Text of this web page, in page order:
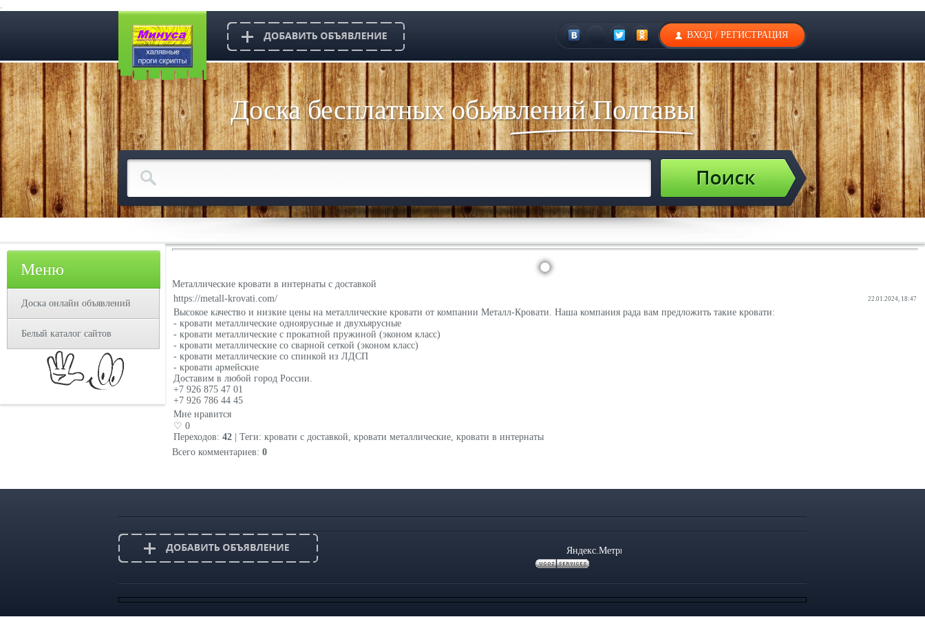
.
ВХОД / РЕГИСТРАЦИЯ
Доска бесплатных обьявлений Полтавы
Меню
Доска онлайн объявлений
Белый каталог сайтов
Металлические кровати в интернаты с доставкой
https://metall-krovati.com/
22.01.2024, 18:47
Высокое качество и низкие цены на металлические кровати от компании Металл-Кровати. Наша компания рада вам предложить такие кровати:
- кровати металлические одноярусные и двухъярусные
- кровати металлические с прокатной пружиной (эконом класс)
- кровати металлические со сварной сеткой (эконом класс)
- кровати металлические со спинкой из ЛДСП
- кровати армейские
Доставим в любой город России.
+7 926 875 47 01
+7 926 786 44 45
Mне нравится
♡ 0
Переходов: 42 Теги: кровати с доставкой, кровати металлические, кровати в интернаты
Всего комментариев: 0